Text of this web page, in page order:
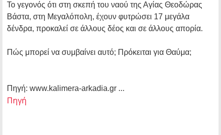
Το γεγονός ότι στη σκεπή του ναού της Αγίας Θεοδώρας
Βάστα, στη Μεγαλόπολη, έχουν φυτρώσει 17 μεγάλα
δένδρα, προκαλεί σε άλλους δέος και σε άλλους απορία.
Πώς μπορεί να συμβαίνει αυτό; Πρόκειται για Θαύμα;
Πηγή: www.kalimera-arkadia.gr …
Πηγή